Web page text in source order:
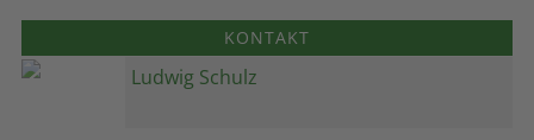
KONTAKT
Ludwig Schulz